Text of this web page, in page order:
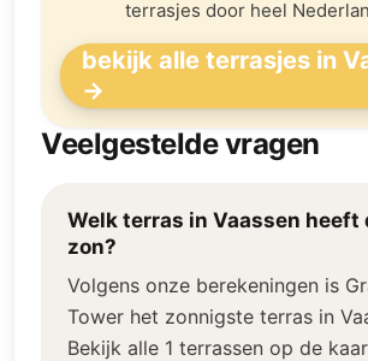
terrasjes door heel
bekijk alle terrasjes in
→
Veelgestelde vragen
Welk terras in Vaassen heeft
zon?
Volgens onze berekeningen is
Tower het zonnigste terras in
Bekijk alle 1 terrassen op de